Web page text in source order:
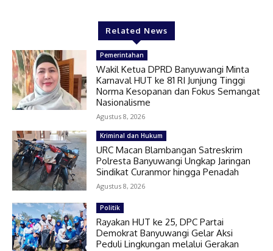
Related News
Pemerintahan
Wakil Ketua DPRD Banyuwangi Minta
Karnaval HUT ke 81 RI Junjung Tinggi
Norma Kesopanan dan Fokus Semangat
Nasionalisme
Agustus 8, 2026
Kriminal dan Hukum
URC Macan Blambangan Satreskrim
Polresta Banyuwangi Ungkap Jaringan
Sindikat Curanmor hingga Penadah
Agustus 8, 2026
Politik
Rayakan HUT ke 25, DPC Partai
Demokrat Banyuwangi Gelar Aksi
Peduli Lingkungan melalui Gerakan